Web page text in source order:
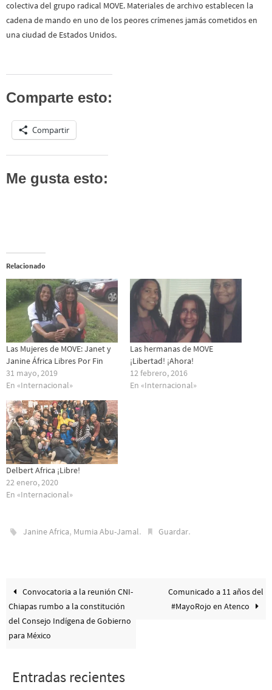
colectiva del grupo radical MOVE. Materiales de archivo establecen la
cadena de mando en uno de los peores crímenes jamás cometidos en
una ciudad de Estados Unidos.
Comparte esto:
Compartir
Me gusta esto:
Relacionado
Las Mujeres de MOVE: Janet y
Janine África Libres Por Fin
31 mayo, 2019
En «Internacional»
Las hermanas de MOVE
¡Libertad! ¡Ahora!
12 febrero, 2016
En «Internacional»
Delbert Africa ¡Libre!
22 enero, 2020
En «Internacional»
Janine Africa, Mumia Abu-Jamal. Guardar.
Convocatoria a la reunión CNI-
Chiapas rumbo a la constitución
del Consejo Indígena de Gobierno
para México
Comunicado a 11 años del
#MayoRojo en Atenco
Entradas recientes